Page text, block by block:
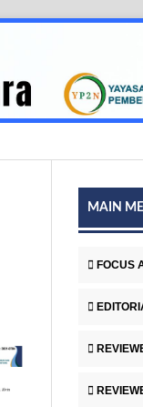
MAIN
FOCUS